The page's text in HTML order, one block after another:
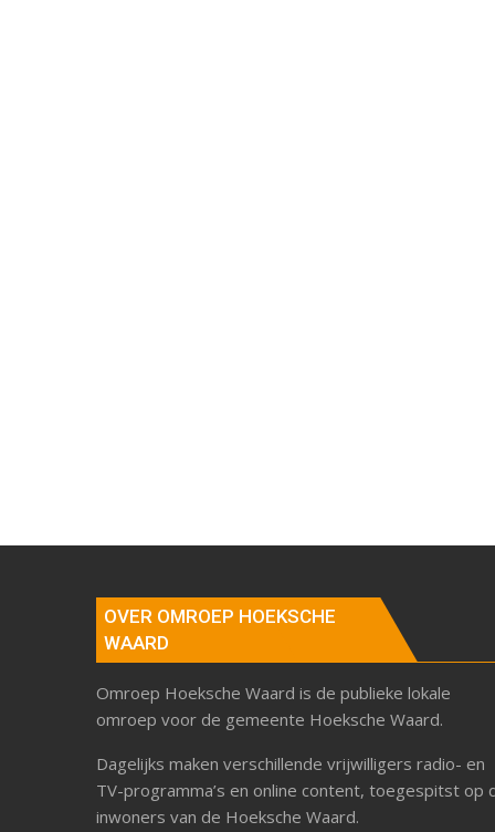
OVER OMROEP HOEKSCHE
WAARD
Omroep Hoeksche Waard is de publieke lokale
omroep voor de gemeente Hoeksche Waard.
Dagelijks maken verschillende vrijwilligers radio- en
TV-programma’s en online content, toegespitst op
inwoners van de Hoeksche Waard.